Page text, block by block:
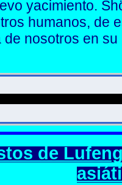
yacimiento.
humanos, de
nosotros en
de